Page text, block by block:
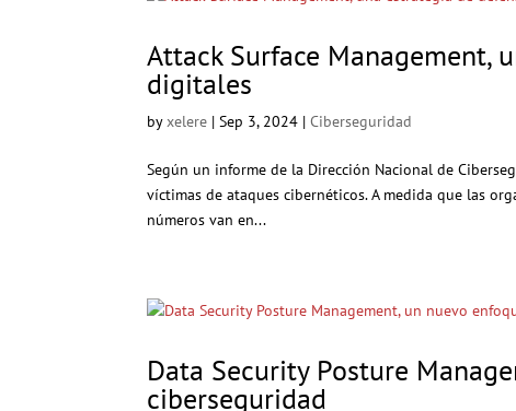
Attack Surface Management,
digitales
byxelere |Sep 3, 2024 |Ciberseguridad
Según un informe de la Dirección Nacional de
víctimas de ataques cibernéticos. A medida que las
números van en...
Data Security Posture
ciberseguridad